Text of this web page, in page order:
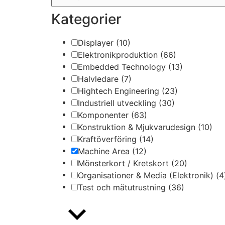
Kategorier
Displayer (10)
Elektronikproduktion (66)
Embedded Technology (13)
Halvledare (7)
Hightech Engineering (23)
Industriell utveckling (30)
Komponenter (63)
Konstruktion & Mjukvarudesign (10)
Kraftöverföring (14)
Machine Area (12)
Mönsterkort / Kretskort (20)
Organisationer & Media (Elektronik)
Test och mätutrustning (36)